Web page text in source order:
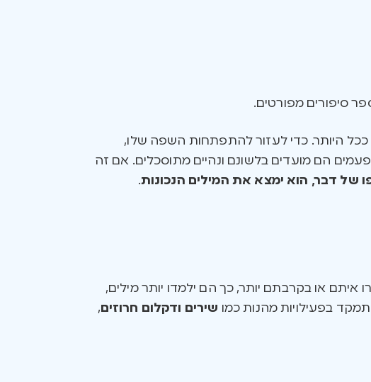
סיפורים מפורטים.
היותר. כדי לעזור להתפתחות השפה שלו,
הם מועדים בלשונם ונהיים מתוסכלים. אם זה
של דבר, הוא ימצא את המילים הנכונות.
איתם או בקרבתם יותר, כך הם ילמדו יותר מילים,
בפעילויות מהנות כמו שירים ודקלום חרוזים,